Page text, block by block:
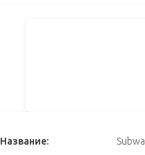
Название: